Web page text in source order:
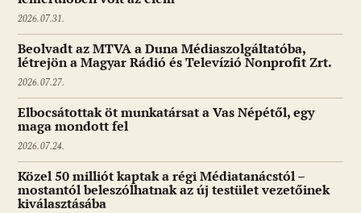
2026.07.31.
Beolvadt az MTVA a Duna Médiaszolgáltatóba,
létrejön a Magyar Rádió és Televízió Nonprofit Zrt.
2026.07.27.
Elbocsátottak öt munkatársat a Vas Népétől, egy
maga mondott fel
2026.07.24.
Közel 50 milliót kaptak a régi Médiatanácstól –
mostantól beleszólhatnak az új testület vezetőinek
kiválasztásába